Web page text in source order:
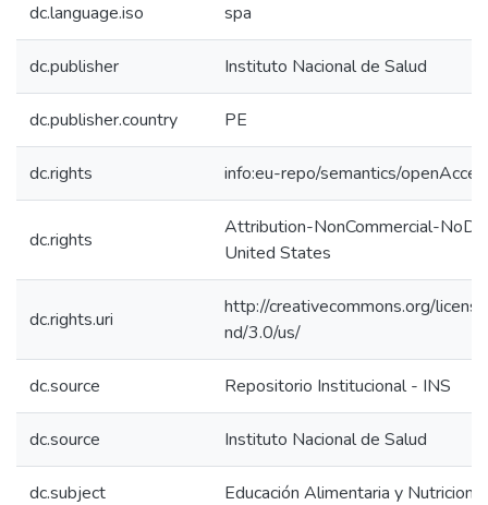
dc.language.iso spa
dc.publisher Instituto Nacional de Salud
dc.publisher.country PE
dc.rights info:eu-repo/semantics/
dc.rights
Attribution-NonCommercial-
United States
dc.rights.uri
http://creativecommons.org/
nd/3.0/us/
dc.source Repositorio Institucional - INS
dc.source Instituto Nacional de Salud
dc.subject Educación Alimentaria y Nutricional